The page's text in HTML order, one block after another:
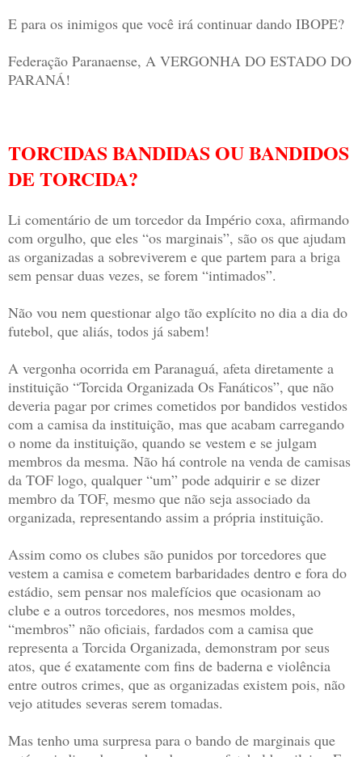
E para os inimigos que você irá continuar dando IBOPE?
Federação Paranaense, A VERGONHA DO ESTADO DO
PARANÁ!
TORCIDAS BANDIDAS OU BANDIDOS
DE TORCIDA?
Li comentário de um torcedor da Império coxa, afirmando
com orgulho, que eles “os marginais”, são os que ajudam
as organizadas a sobreviverem e que partem para a briga
sem pensar duas vezes, se forem “intimados”.
Não vou nem questionar algo tão explícito no dia a dia do
futebol, que aliás, todos já sabem!
A vergonha ocorrida em Paranaguá, afeta diretamente a
instituição “Torcida Organizada Os Fanáticos”, que não
deveria pagar por crimes cometidos por bandidos vestidos
com a camisa da instituição, mas que acabam carregando
o nome da instituição, quando se vestem e se julgam
membros da mesma. Não há controle na venda de camisas
da TOF logo, qualquer “um” pode adquirir e se dizer
membro da TOF, mesmo que não seja associado da
organizada, representando assim a própria instituição.
Assim como os clubes são punidos por torcedores que
vestem a camisa e cometem barbaridades dentro e fora do
estádio, sem pensar nos malefícios que ocasionam ao
clube e a outros torcedores, nos mesmos moldes,
“membros” não oficiais, fardados com a camisa que
representa a Torcida Organizada, demonstram por seus
atos, que é exatamente com fins de baderna e violência
entre outros crimes, que as organizadas existem pois, não
vejo atitudes severas serem tomadas.
Mas tenho uma surpresa para o bando de marginais que